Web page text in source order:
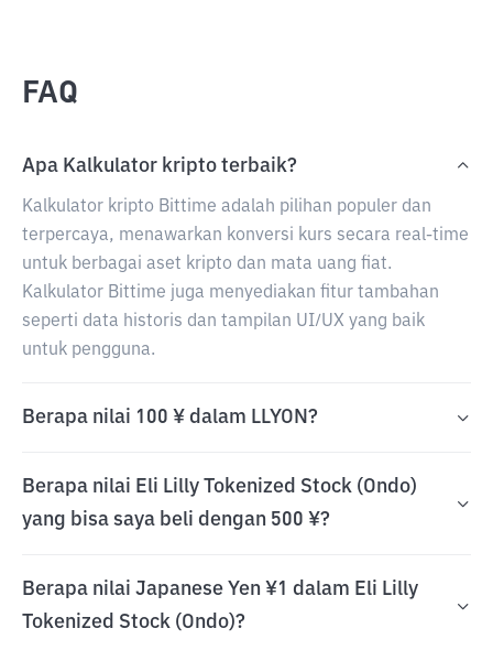
FAQ
Apa Kalkulator kripto terbaik?
Kalkulator kripto Bittime adalah pilihan populer dan
terpercaya, menawarkan konversi kurs secara real-time
untuk berbagai aset kripto dan mata uang fiat.
Kalkulator Bittime juga menyediakan fitur tambahan
seperti data historis dan tampilan UI/UX yang baik
untuk pengguna.
Berapa nilai 100 ¥ dalam LLYON?
Berapa nilai Eli Lilly Tokenized Stock (Ondo)
yang bisa saya beli dengan 500 ¥?
Berapa nilai Japanese Yen ¥1 dalam Eli Lilly
Tokenized Stock (Ondo)?